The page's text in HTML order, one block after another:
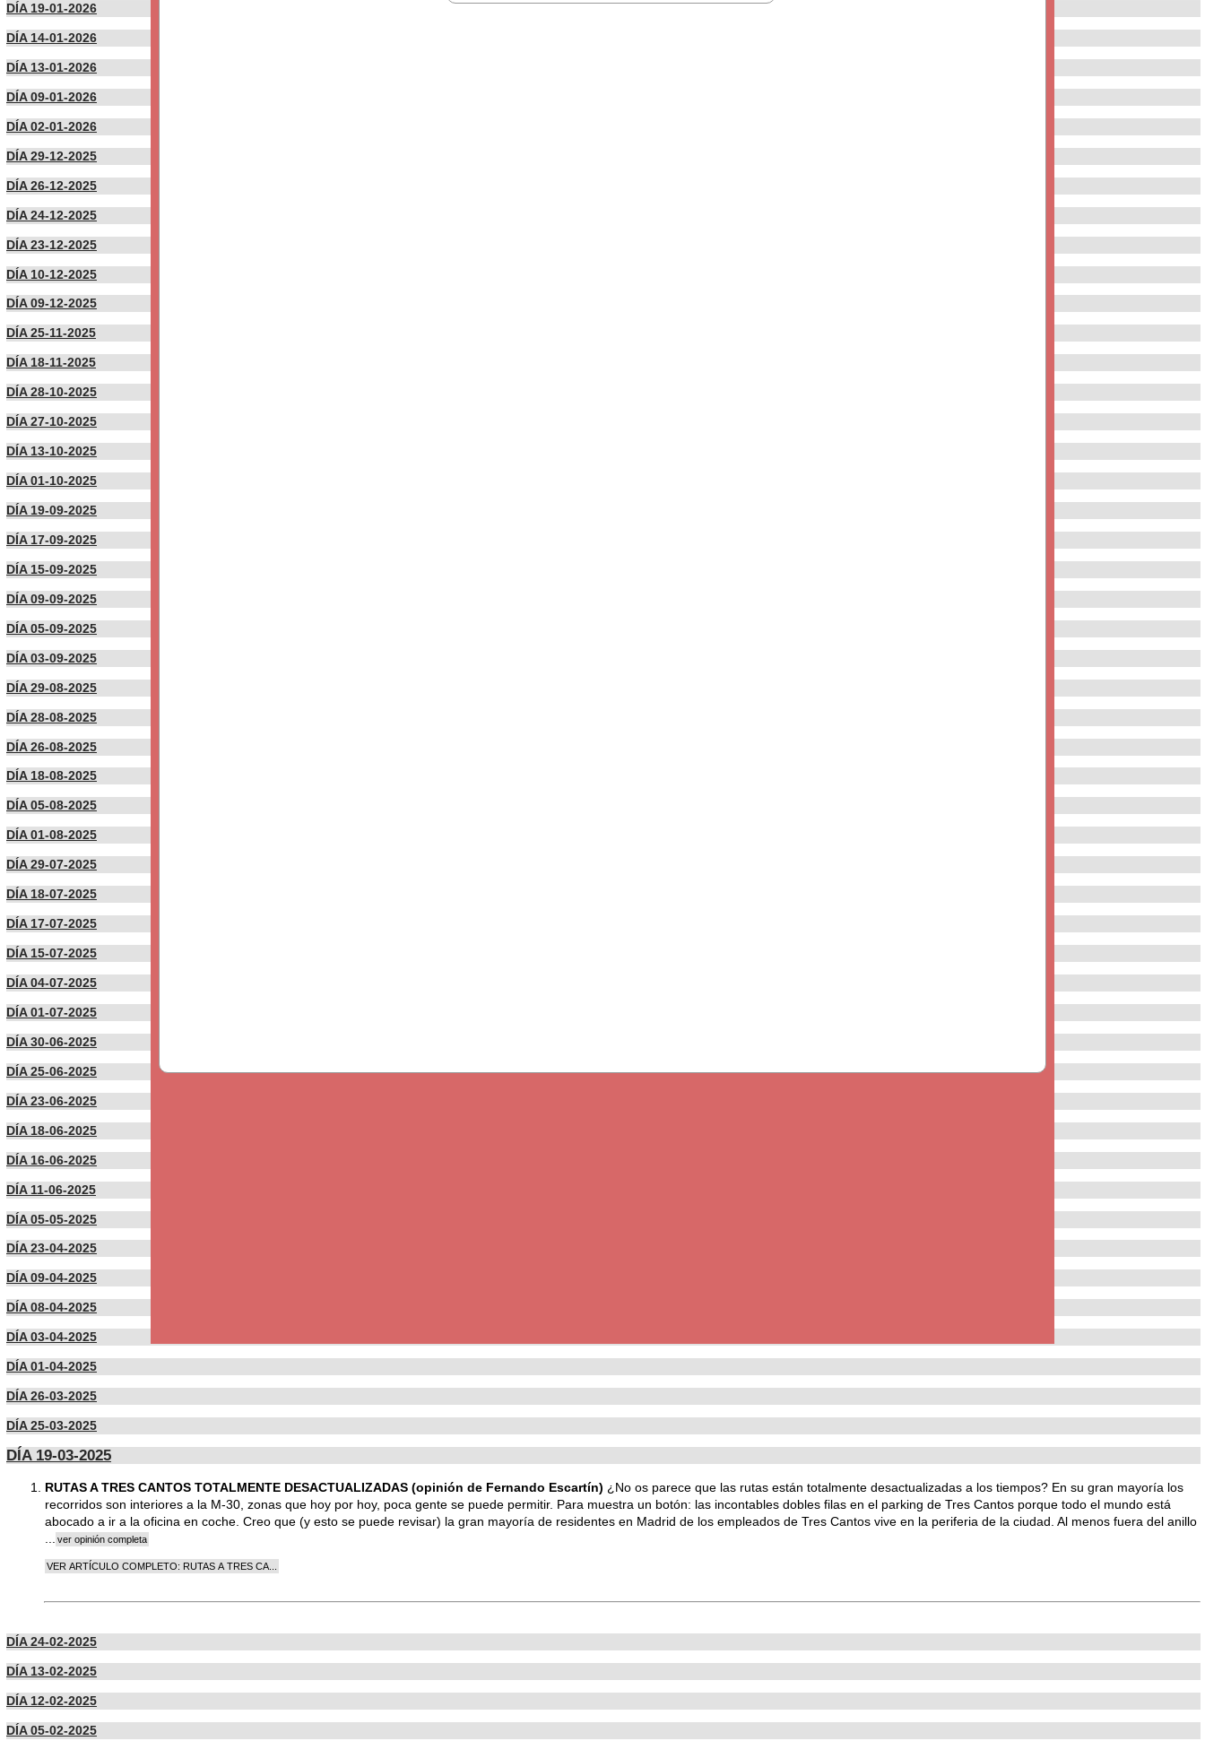
DÍA 19-01-2026
DÍA 14-01-2026
DÍA 13-01-2026
DÍA 09-01-2026
DÍA 02-01-2026
DÍA 29-12-2025
DÍA 26-12-2025
DÍA 24-12-2025
DÍA 23-12-2025
DÍA 10-12-2025
DÍA 09-12-2025
DÍA 25-11-2025
DÍA 18-11-2025
DÍA 28-10-2025
DÍA 27-10-2025
DÍA 13-10-2025
DÍA 01-10-2025
DÍA 19-09-2025
DÍA 17-09-2025
DÍA 15-09-2025
DÍA 09-09-2025
DÍA 05-09-2025
DÍA 03-09-2025
DÍA 29-08-2025
DÍA 28-08-2025
DÍA 26-08-2025
DÍA 18-08-2025
DÍA 05-08-2025
DÍA 01-08-2025
DÍA 29-07-2025
DÍA 18-07-2025
DÍA 17-07-2025
DÍA 15-07-2025
DÍA 04-07-2025
DÍA 01-07-2025
DÍA 30-06-2025
DÍA 25-06-2025
DÍA 23-06-2025
DÍA 18-06-2025
DÍA 16-06-2025
DÍA 11-06-2025
DÍA 05-05-2025
DÍA 23-04-2025
DÍA 09-04-2025
DÍA 08-04-2025
DÍA 03-04-2025
DÍA 01-04-2025
DÍA 26-03-2025
DÍA 25-03-2025
DÍA 19-03-2025
RUTAS A TRES CANTOS TOTALMENTE DESACTUALIZADAS (opinión de Fernando Escartín) ¿No os parece que las rutas están totalmente desactualizadas a los tiempos? En su gran mayoría los
recorridos son interiores a la M-30, zonas que hoy por hoy, poca gente se puede permitir. Para muestra un botón: las incontables dobles filas en el parking de Tres Cantos porque todo el mundo está
abocado a ir a la oficina en coche. Creo que (y esto se puede revisar) la gran mayoría de residentes en Madrid de los empleados de Tres Cantos vive en la periferia de la ciudad. Al menos fuera del anillo
DÍA 24-02-2025
DÍA 13-02-2025
DÍA 12-02-2025
DÍA 05-02-2025